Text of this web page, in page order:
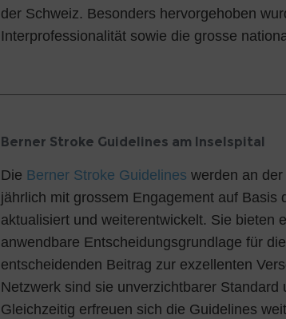
der Schweiz. Besonders hervorgehoben
Interprofessionalität sowie die grosse
Berner Stroke Guidelines am Inselspital
Die Berner Stroke Guidelines werden an
jährlich mit grossem Engagement auf Basis
aktualisiert und weiterentwickelt. Sie bieten
anwendbare Entscheidungsgrundlage für
entscheidenden Beitrag zur exzellenten
Netzwerk sind sie unverzichtbarer
Gleichzeitig erfreuen sich die Guidelines